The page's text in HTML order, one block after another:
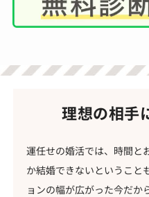
理想の相手
運任せの婚活では、時間と
か結婚できないということ
ョンの幅が広がった今だか